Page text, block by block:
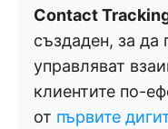
Contact
създаден, за да
управляват
клиентите по-
от първите